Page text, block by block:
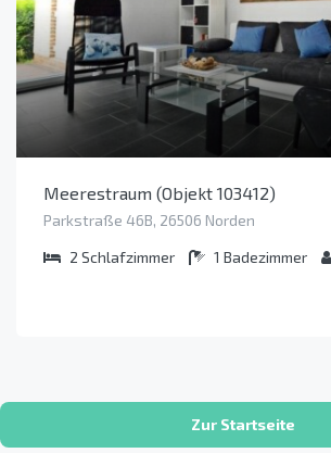
Meerestraum (Objekt 103412)
Parkstraße 46B, 26506 Norden
2 Schlafzimmer 1 Badezimmer
Zur Startseite